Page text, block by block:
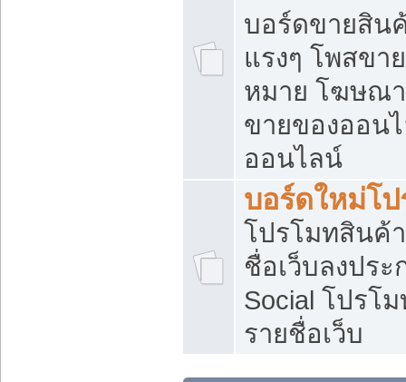
บอร์ดขายสิน
แรงๆ โพสขา
หมาย โฆษณ
ขายของออน
ออนไลน์
บอร์ดใหม่โ
โปรโมทสินค้
ชื่อเว็บลงปร
Social โปรโ
รายชื่อเว็บ